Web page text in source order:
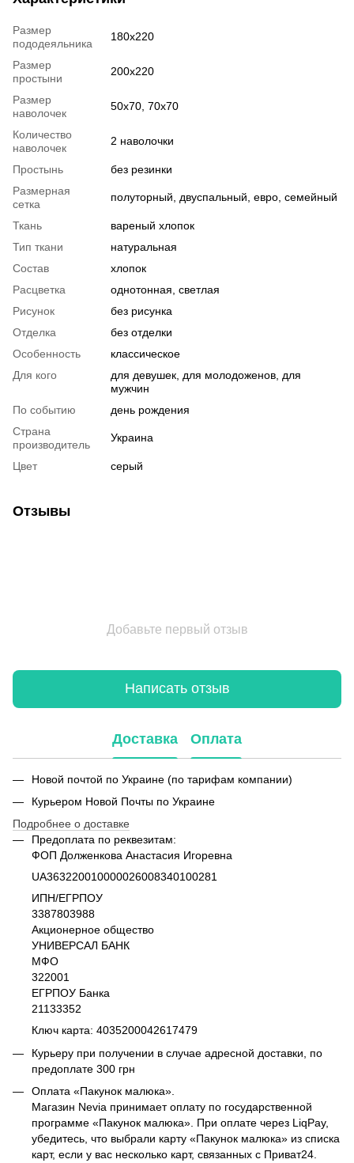
Размер
пододеяльника
180x220
Размер
простыни
200x220
Размер
наволочек
50x70, 70x70
Количество
наволочек
2 наволочки
Простынь
без резинки
Размерная
сетка
полуторный, двуспальный, евро, семейный
Ткань
вареный хлопок
Тип ткани
натуральная
Состав
хлопок
Расцветка
однотонная, светлая
Рисунок
без рисунка
Отделка
без отделки
Особенность
классическое
Для кого
для девушек, для молодоженов, для
мужчин
По событию
день рождения
Страна
производитель
Украина
Цвет серый
Отзывы
Добавьте первый отзыв
Написать отзыв
Доставка Оплата
Новой почтой по Украине (по тарифам компании)
Курьером Новой Почты по Украине
Подробнее о доставке
Предоплата по реквезитам:
ФОП Долженкова Анастасия Игоревна
UA363220010000026008340100281
ИПН/ЕГРПОУ
3387803988
Акционерное общество
УНИВЕРСАЛ БАНК
МФО
322001
ЕГРПОУ Банка
21133352
Ключ карта: 4035200042617479
Курьеру при получении в случае адресной доставки, по
предоплате 300 грн
Оплата «Пакунок малюка».
Магазин Nevia принимает оплату по государственной
программе «Пакунок малюка». При оплате через LiqPay,
убедитесь, что выбрали карту «Пакунок малюка» из списка
карт, если у вас несколько карт, связанных с Приват24.